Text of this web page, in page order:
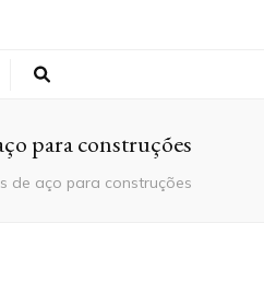
para construções
de aço para construções